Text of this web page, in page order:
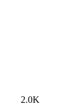
2.0K